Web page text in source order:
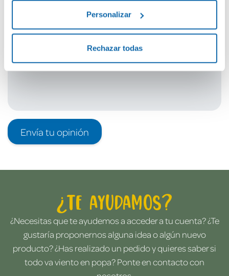
Personalizar
Rechazar todas
Envía tu opinión
¿Te ayudamos?
¿Necesitas que te ayudemos a acceder a tu cuenta? ¿Te
gustaría proponernos alguna idea o algún nuevo
producto? ¿Has realizado un pedido y quieres saber si
todo va viento en popa? Ponte en contacto con